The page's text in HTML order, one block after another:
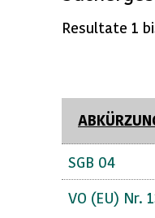
Resultate 1
SGB 04
VO (EU) Nr.